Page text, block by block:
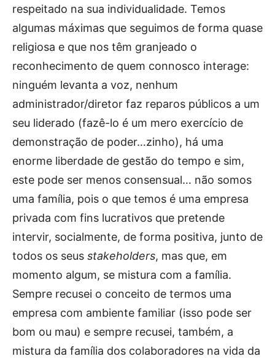
respeitado na sua individualidade. Temos
algumas máximas que seguimos de forma quase
religiosa e que nos têm granjeado o
reconhecimento de quem connosco interage:
ninguém levanta a voz, nenhum
administrador/diretor faz reparos públicos a um
seu liderado (fazê-lo é um mero exercício de
demonstração de poder…zinho), há uma
enorme liberdade de gestão do tempo e sim,
este pode ser menos consensual… não somos
uma família, pois o que temos é uma empresa
privada com fins lucrativos que pretende
intervir, socialmente, de forma positiva, junto de
todos os seus stakeholders, mas que, em
momento algum, se mistura com a família.
Sempre recusei o conceito de termos uma
empresa com ambiente familiar (isso pode ser
bom ou mau) e sempre recusei, também, a
mistura da família dos colaboradores na vida da